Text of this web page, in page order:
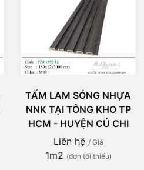
TẤM LAM SÓNG NHỰA
NNK TẠI TÔNG KHO TP
HCM - HUYỆN CỦ CHI
Liên hệ / Giá
1m2 (đơn tối thiểu)